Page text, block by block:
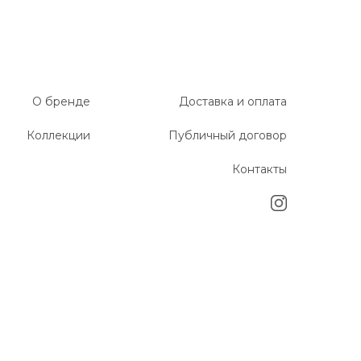
О бренде
Коллекции
Доставка и оплата
Контакты
Публичный договор